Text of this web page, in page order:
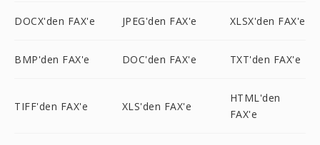
DOCX'den FAX'e JPEG'den FAX'e XLSX'den FAX'e
BMP'den FAX'e DOC'den FAX'e TXT'den FAX'e
TIFF'den FAX'e XLS'den FAX'e
HTML'den
FAX'e